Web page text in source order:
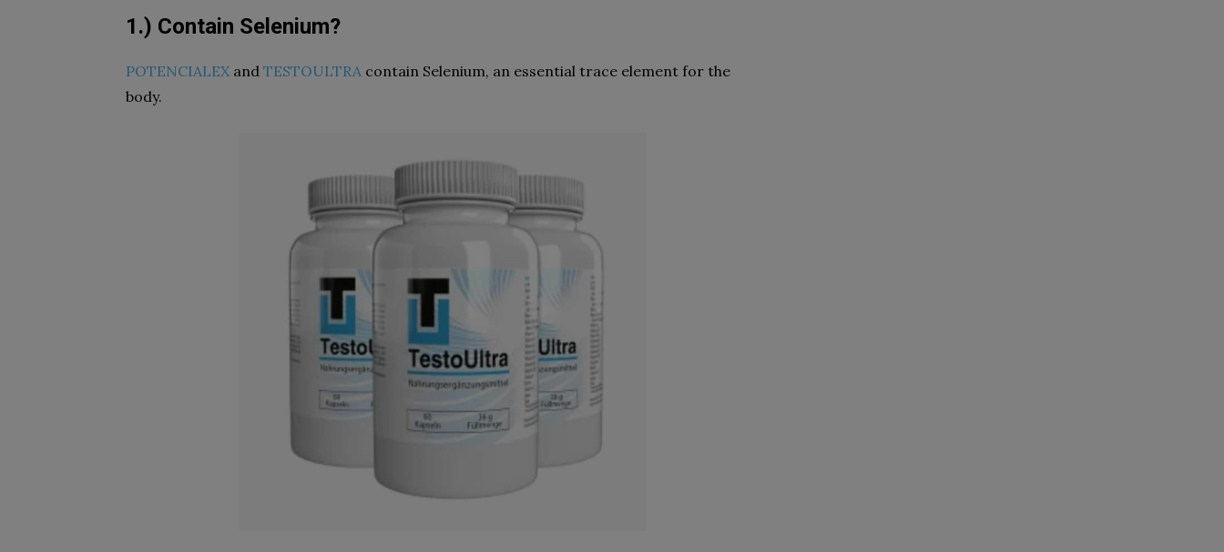
1.) Contain Selenium?
POTENCIALEXand TESTOULTRA contain Selenium, an essential trace element for the
body.